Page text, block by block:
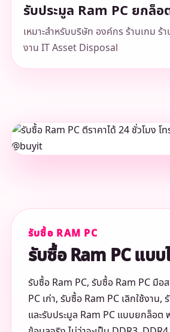
รับประมูล Ram PC ยกล็อ
เหมาะสำหรับบริษัท องค์กร ร้านเกม ร้
งาน IT Asset Disposal
รับซื้อ RAM PC
รับซื้อ Ram PC แบบ
รับซื้อ Ram PC, รับซื้อ Ram PC มือ
PC เก่า, รับซื้อ Ram PC เลิกใช้งาน,
และรับประมูล Ram PC แบบยกล็อต